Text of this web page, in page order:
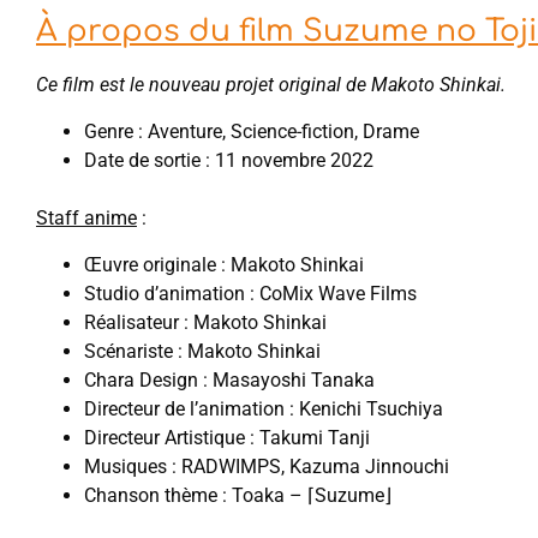
À propos du film Suzume no
Ce film est le nouveau projet original de Makoto Shinkai.
Genre : Aventure, Science-fiction, Drame
Date de sortie : 11 novembre 2022
Staff anime :
Œuvre originale : Makoto Shinkai
Studio d’animation : CoMix Wave Films
Réalisateur : Makoto Shinkai
Scénariste : Makoto Shinkai
Chara Design : Masayoshi Tanaka
Directeur de l’animation : Kenichi Tsuchiya
Directeur Artistique : Takumi Tanji
Musiques : RADWIMPS, Kazuma Jinnouchi
Chanson thème : Toaka – ⌈Suzume⌋